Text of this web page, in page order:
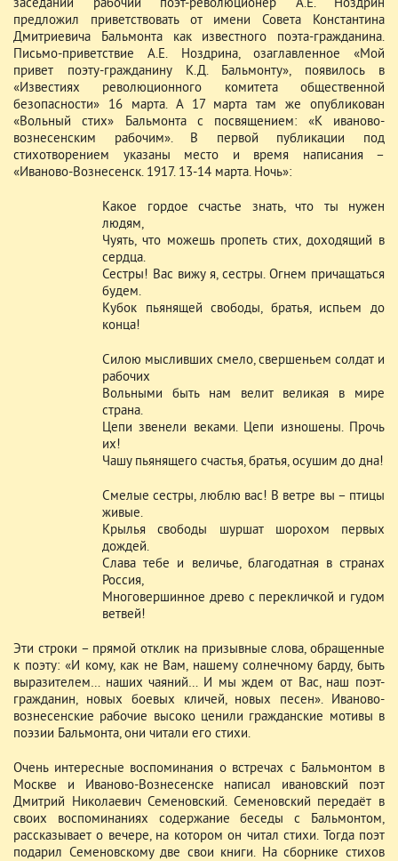
заседании рабочий поэт-революционер А.Е. Ноздрин
предложил приветствовать от имени Совета Константина
Дмитриевича Бальмонта как известного поэта-гражданина.
Письмо-приветствие А.Е. Ноздрина, озаглавленное «Мой
привет поэту-гражданину К.Д. Бальмонту», появилось в
«Известиях революционного комитета общественной
безопасности» 16 марта. А 17 марта там же опубликован
«Вольный стих» Бальмонта с посвящением: «К иваново-
вознесенским рабочим». В первой публикации под
стихотворением указаны место и время написания –
«Иваново-Вознесенск. 1917. 13-14 марта. Ночь»:
Какое гордое счастье знать, что ты нужен
людям,
Чуять, что можешь пропеть стих, доходящий в
сердца.
Сестры! Вас вижу я, сестры. Огнем причащаться
будем.
Кубок пьянящей свободы, братья, испьем до
конца!
Силою мысливших смело, свершеньем солдат и
рабочих
Вольными быть нам велит великая в мире
страна.
Цепи звенели веками. Цепи изношены. Прочь
их!
Чашу пьянящего счастья, братья, осушим до дна!
Смелые сестры, люблю вас! В ветре вы – птицы
живые.
Крылья свободы шуршат шорохом первых
дождей.
Слава тебе и величье, благодатная в странах
Россия,
Многовершинное древо с перекличкой и гудом
ветвей!
Эти строки – прямой отклик на призывные слова, обращенные
к поэту: «И кому, как не Вам, нашему солнечному барду, быть
выразителем… наших чаяний… И мы ждем от Вас, наш поэт-
гражданин, новых боевых кличей, новых песен». Иваново-
вознесенские рабочие высоко ценили гражданские мотивы в
поэзии Бальмонта, они читали его стихи.
Очень интересные воспоминания о встречах с Бальмонтом в
Москве и Иваново-Вознесенске написал ивановский поэт
Дмитрий Николаевич Семеновский. Семеновский передаёт в
своих воспоминаниях содержание беседы с Бальмонтом,
рассказывает о вечере, на котором он читал стихи. Тогда поэт
подарил Семеновскому две свои книги. На сборнике стихов